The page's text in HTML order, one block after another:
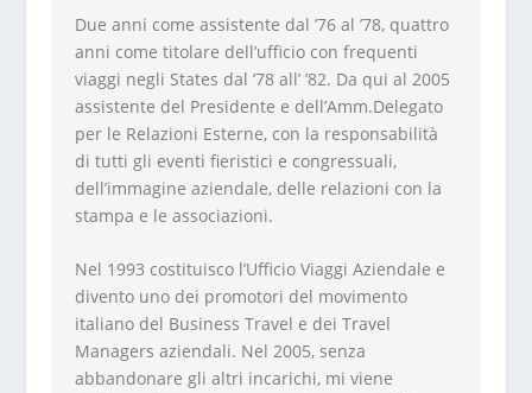
Due anni come assistente dal ’76 al ’78, quattro
anni come titolare dell’ufficio con frequenti
viaggi negli States dal ’78 all’ ’82. Da qui al 2005
assistente del Presidente e dell’Amm.Delegato
per le Relazioni Esterne, con la responsabilità
di tutti gli eventi fieristici e congressuali,
dell’immagine aziendale, delle relazioni con la
stampa e le associazioni.
Nel 1993 costituisco l’Ufficio Viaggi Aziendale e
divento uno dei promotori del movimento
italiano del Business Travel e dei Travel
Managers aziendali. Nel 2005, senza
abbandonare gli altri incarichi, mi viene